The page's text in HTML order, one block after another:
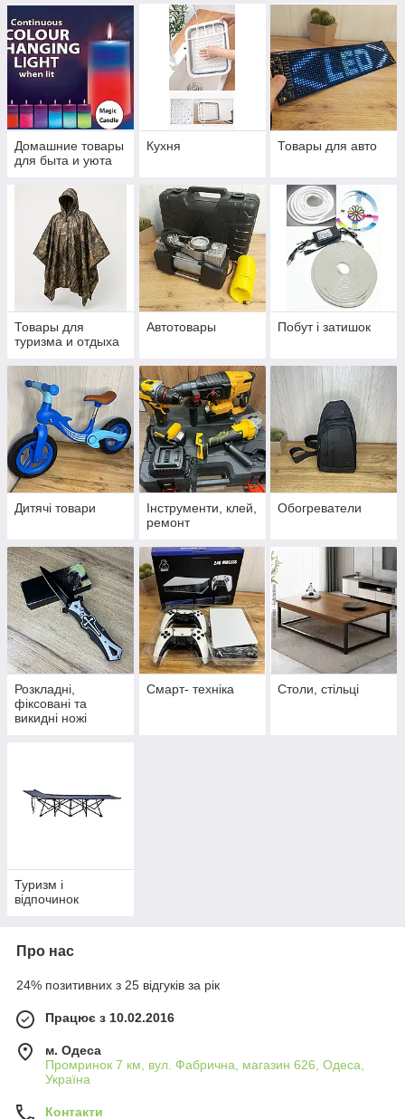
подставки
Домашние товары
для быта и уюта
Кухня Товары для авто
Товары для
туризма и отдыха
Автотовары Побут і затишок
Дитячі товари
Інструменти, клей,
ремонт
Обогреватели
Розкладні,
фіксовані та
викидні ножі
Смарт- техніка Столи, стільці
Туризм і
відпочинок
Про нас
24% позитивних з 25 відгуків за рік
Працює з 10.02.2016
м. Одеса
Промринок 7 км, вул. Фабрична, магазин 626, Одеса,
Україна
Контакти